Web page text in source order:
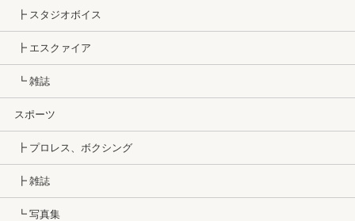
┣ スタジオボイス
┣ エスクァイア
┗ 雑誌
スポーツ
┣ プロレス、ボクシング
┣ 雑誌
┗ 写真集